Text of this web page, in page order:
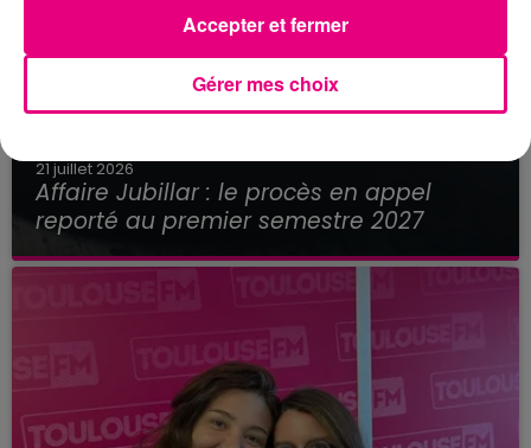
21 juillet 2026
Affaire Jubillar : le procès en appel
reporté au premier semestre 2027
Gérer mes choix
Accepter et fermer